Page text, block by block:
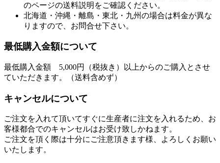
のページの送料説明をご確認ください。
北海道・沖縄・離島・東北・九州の場合は料金が異な
りますので、お問合せ下さい。
最低購入金額について
最低購入金額 5,000円（税抜き）以上からのご購入とさせ
ていただきます。（送料含めず）
キャンセルについて
ご注文を入れて頂いてすぐに生産者に注文を入れるため、お
客様都合でのキャンセルはお受け致しかねます。
ご注文を頂く際は十分にご注意頂きます様、よろしくお願い
いたします。